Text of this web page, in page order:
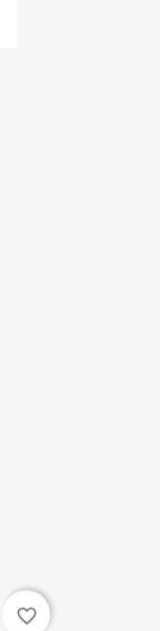
favorite_border